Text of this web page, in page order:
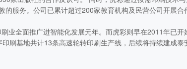
的服务。公司已累计超过200家教育机构及民营公司开展合
业全面推广进智能化发展元年。而虎彩则早在2011年已
印刷基地共计13条高速轮转印刷生产线，后续将持续建成